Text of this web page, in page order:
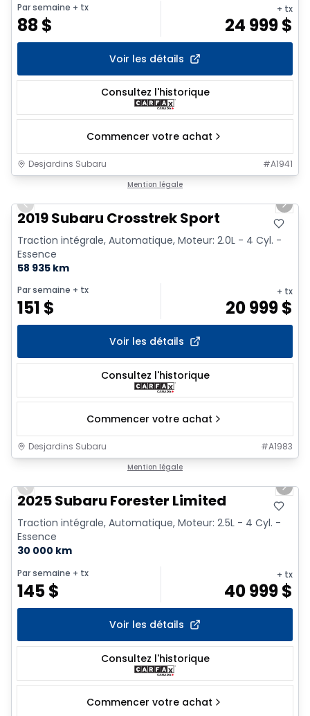
Par semaine + tx
88 $
+ tx
24 999$
Voir les détails
Consultez l'historique
Commencer votre achat
Desjardins Subaru #A1941
Mention légale
Previous slide Next
2019 Subaru Crosstrek Sport
Traction intégrale, Automatique, Moteur: 2.0L - 4 Cyl. -
Essence
58 935 km
Par semaine + tx
151 $
+ tx
20 999$
Voir les détails
Consultez l'historique
Commencer votre achat
Desjardins Subaru #A1983
Mention légale
Previous slide
Next
2025 Subaru Forester Limited
Traction intégrale, Automatique, Moteur: 2.5L - 4 Cyl. -
Essence
30 000 km
Par semaine + tx
145$
+ tx
40 999$
Voir les détails
Consultez l'historique
Commencer votre achat